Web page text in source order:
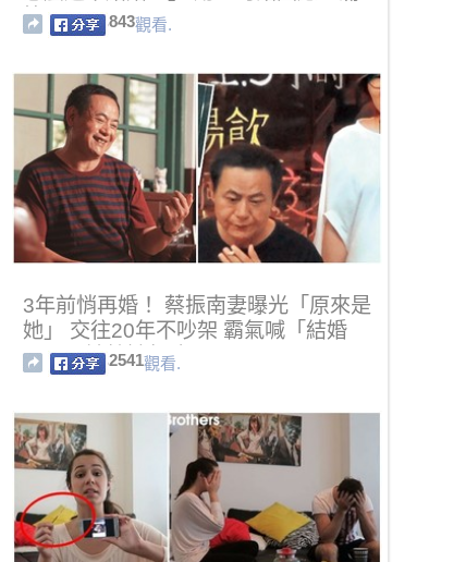
快！
843觀看.
3年前悄再婚！ 蔡振南妻曝光「原來是
她」 交往20年不吵架 霸氣喊「結婚
吧」：該給她保障了
2541觀看.